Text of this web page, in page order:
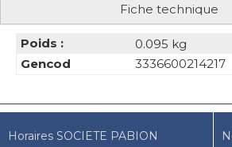
Fiche technique
Poids :
0.095 kg
Gencod
3336600214217
Horaires SOCIETE PABION